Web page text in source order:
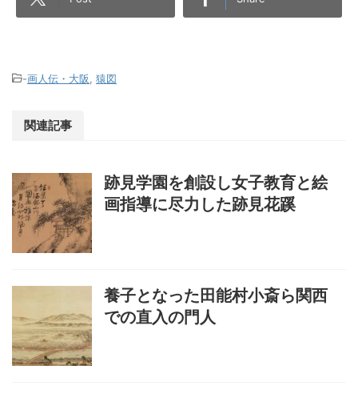
-画人伝・大阪 猿図
関連記事
跡見学園を創設し女子教育と絵
画指導に尽力した跡見花蹊
養子となった田能村小斎ら関西
での直入の門人